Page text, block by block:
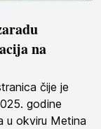
na
čije je
godine
u okviru Metina